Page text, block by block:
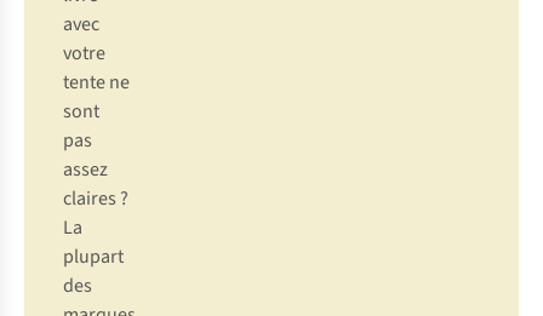
avec
votre
tente ne
sont
pas
assez
claires ?
La
plupart
des